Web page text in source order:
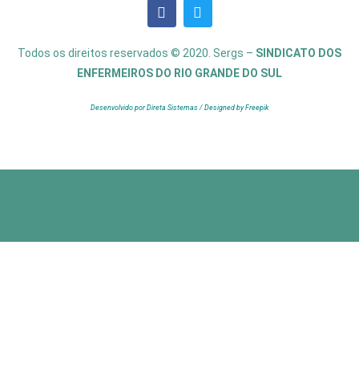
Todos os direitos reservados © 2020. Sergs – SINDICATO DOS
ENFERMEIROS DO RIO GRANDE DO SUL
Desenvolvido por Direta Sistemas / Designed by Freepik